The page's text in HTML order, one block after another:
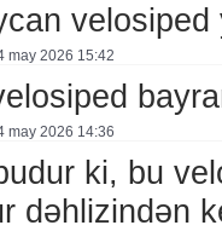
velosiped
may 2026 15:42
may 2026 14:36
ki, bu
dəhlizindən